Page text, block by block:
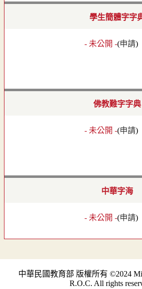
學生簡體字字
- 未公開 -(申請)
佛教難字字典
- 未公開 -(申請)
中華字海
- 未公開 -(申請)
中華民國教育部 版權所有 ©2024
R.O.C. All rights